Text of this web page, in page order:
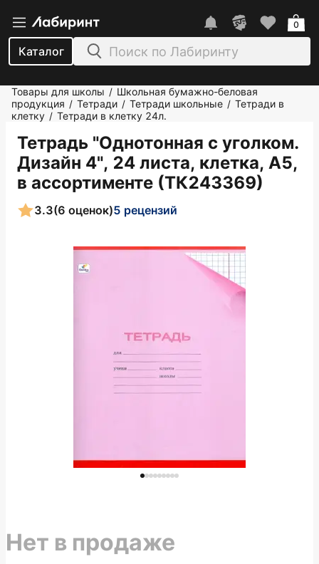
Каталог
0
Товары для школы / Школьная бумажно-беловая
продукция / Тетради / Тетради школьные / Тетради в
клетку / Тетради в клетку 24л.
Тетрадь "Однотонная с уголком.
Дизайн 4", 24 листа, клетка, А5,
в ассортименте (ТК243369)
3.3(6 оценок)5 рецензий
Нет в продаже